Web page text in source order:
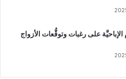
الإباحيَّة على رغبات وتوقُّعات الأزواج